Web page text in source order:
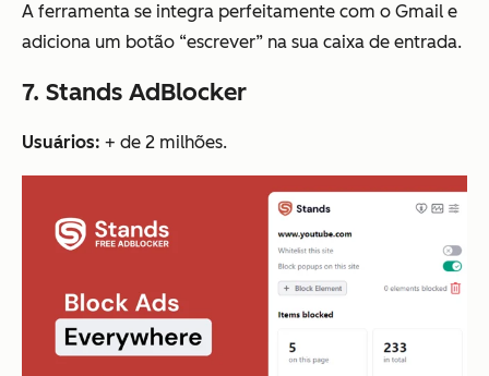
A ferramenta se integra perfeitamente com o Gmail e
adiciona um botão “escrever” na sua caixa de entrada.
7. Stands AdBlocker
Usuários: + de 2 milhões.